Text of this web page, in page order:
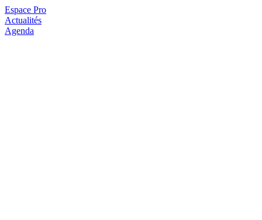
Espace Pro
Actualités
Agenda